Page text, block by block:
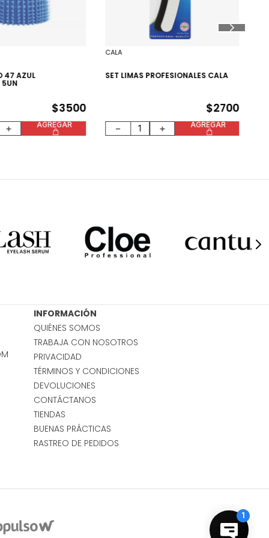
47 AZUL
5UN
$3500
＋ AGREGAR
CALA
SET LIMAS PROFESIONALES CALA
$2700
＋
－ AGREGAR
INFORMACIÓN
QUIÉNES SOMOS
TRABAJA CON NOSOTROS
PRIVACIDAD
TÉRMINOS Y CONDICIONES
DEVOLUCIONES
CONTÁCTANOS
TIENDAS
BUENAS PRÁCTICAS
RASTREO DE PEDIDOS